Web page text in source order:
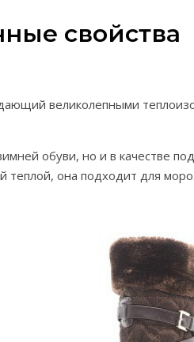
свойства
великолепными
обуви, но и в качестве
теплой, она подходит для